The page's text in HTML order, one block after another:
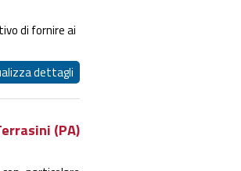
di fornire ai
dettagli
(PA)